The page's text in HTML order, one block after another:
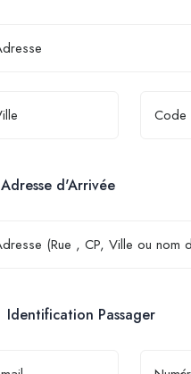
Adresse d'Arrivée
Identification Passager